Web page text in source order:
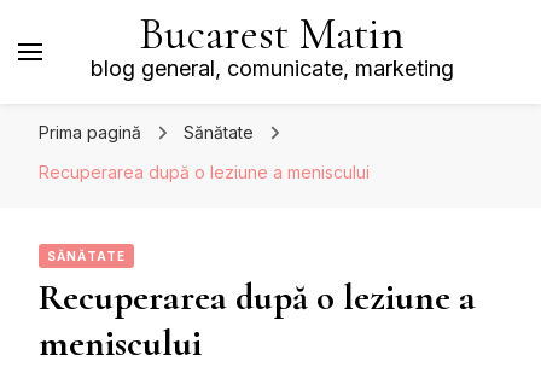
Bucarest Matin
blog general, comunicate, marketing
Prima pagină
Sănătate
Recuperarea după o leziune a meniscului
SĂNĂTATE
Recuperarea după o leziune a
meniscului